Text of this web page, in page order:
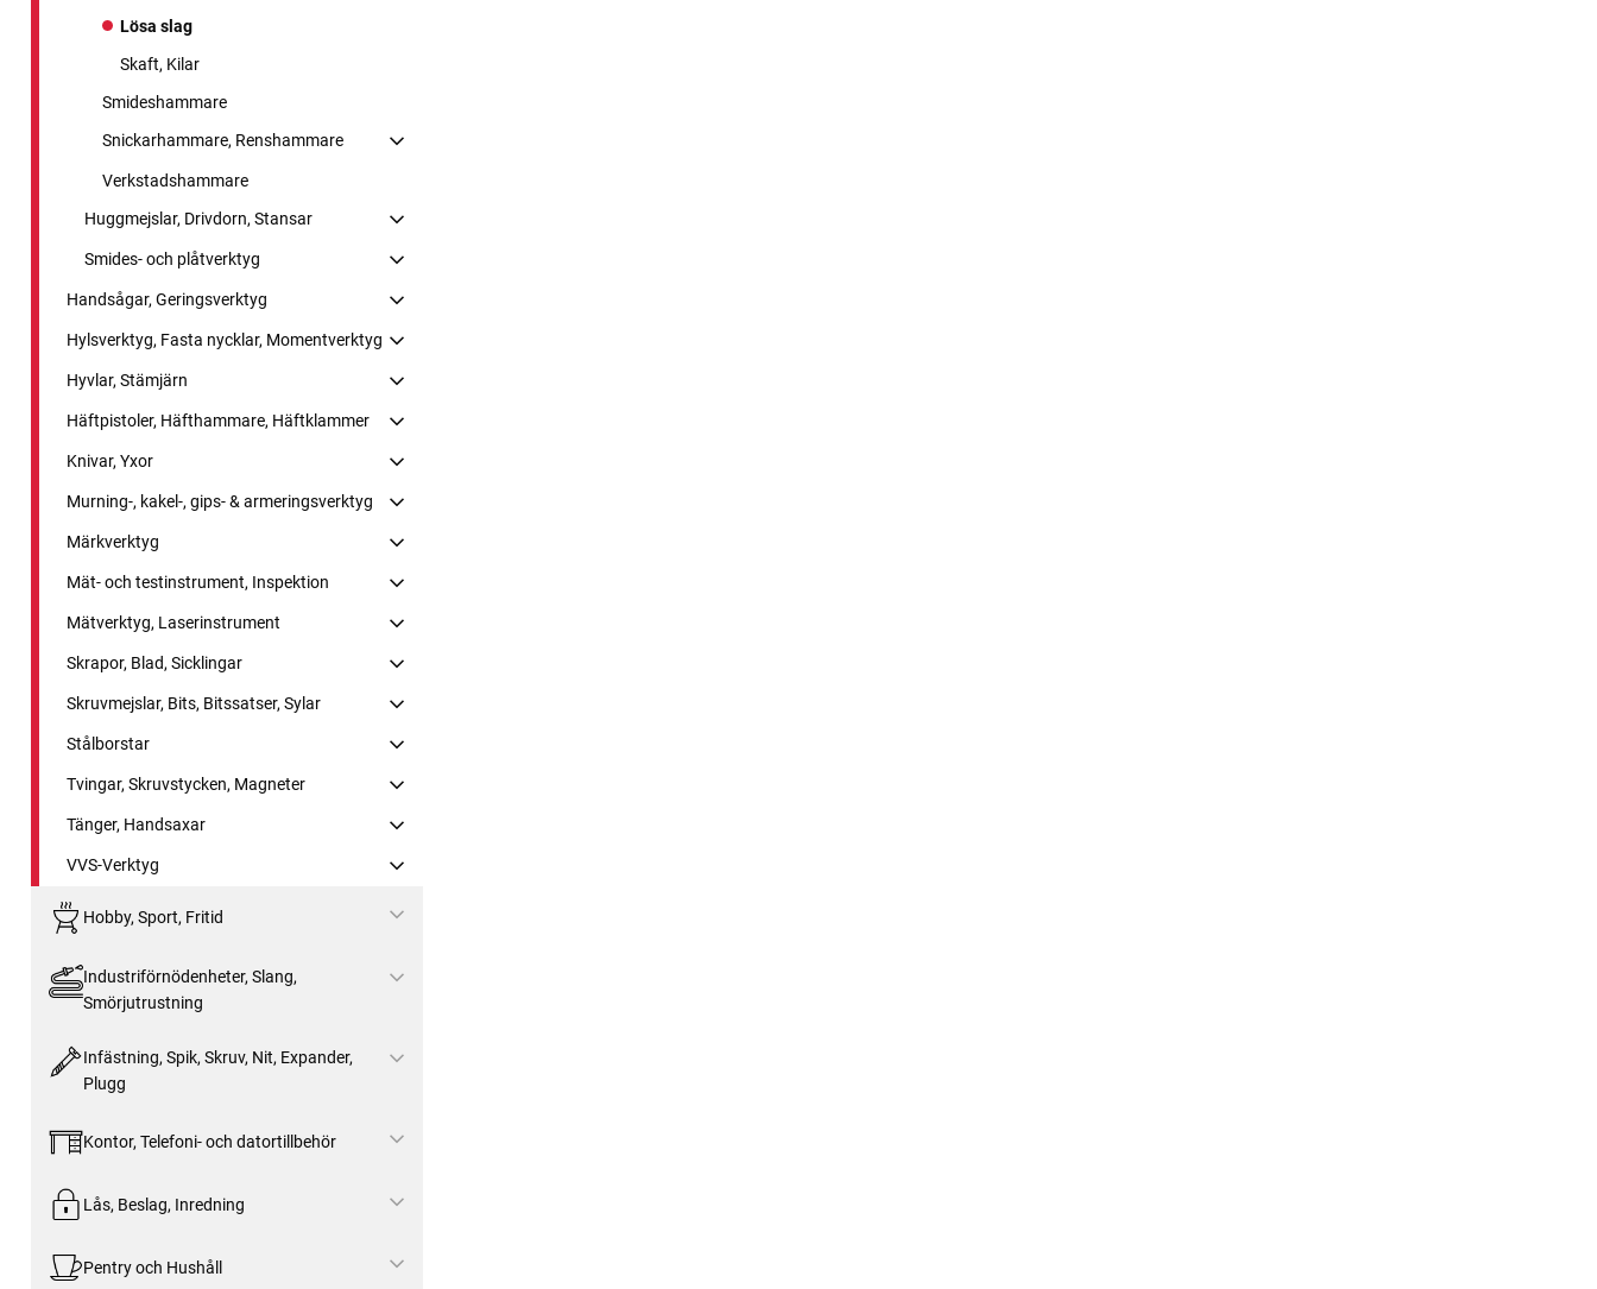
Lösa slag
Skaft, Kilar
Smideshammare
Snickarhammare, Renshammare
Verkstadshammare
Huggmejslar, Drivdorn, Stansar
Smides- och plåtverktyg
Handsågar, Geringsverktyg
Hylsverktyg, Fasta nycklar, Momentverktyg
Hyvlar, Stämjärn
Häftpistoler, Häfthammare, Häftklammer
Knivar, Yxor
Murning-, kakel-, gips- & armeringsverktyg
Märkverktyg
Mät- och testinstrument, Inspektion
Mätverktyg, Laserinstrument
Skrapor, Blad, Sicklingar
Skruvmejslar, Bits, Bitssatser, Sylar
Stålborstar
Tvingar, Skruvstycken, Magneter
Tänger, Handsaxar
VVS-Verktyg
Hobby, Sport, Fritid
Industriförnödenheter, Slang,
Smörjutrustning
Infästning, Spik, Skruv, Nit, Expander,
Plugg
Kontor, Telefoni- och datortillbehör
Lås, Beslag, Inredning
Pentry och Hushåll